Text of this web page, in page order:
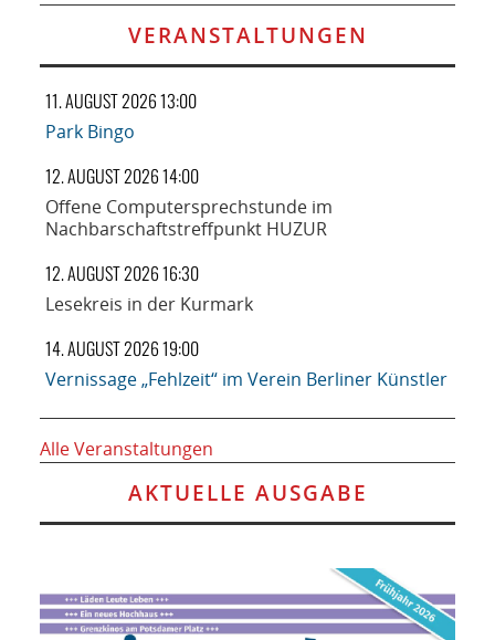
VERANSTALTUNGEN
11. AUGUST 2026 13:00
Park Bingo
12. AUGUST 2026 14:00
Offene Computersprechstunde im
Nachbarschaftstreffpunkt HUZUR
12. AUGUST 2026 16:30
Lesekreis in der Kurmark
14. AUGUST 2026 19:00
Vernissage „Fehlzeit“ im Verein Berliner Künstler
Alle Veranstaltungen
AKTUELLE AUSGABE